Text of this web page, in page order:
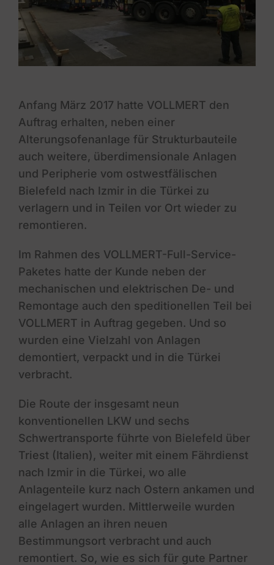
Anfang März 2017 hatte VOLLMERT den
Auftrag erhalten, neben einer
Alterungsofenanlage für Strukturbauteile
auch weitere, überdimensionale Anlagen
und Peripherie vom ostwestfälischen
Bielefeld nach Izmir in die Türkei zu
verlagern und in Teilen vor Ort wieder zu
remontieren.
Im Rahmen des VOLLMERT-Full-Service-
Paketes hatte der Kunde neben der
mechanischen und elektrischen De- und
Remontage auch den speditionellen Teil bei
VOLLMERT in Auftrag gegeben. Und so
wurden eine Vielzahl von Anlagen
demontiert, verpackt und in die Türkei
verbracht.
Die Route der insgesamt neun
konventionellen LKW und sechs
Schwertransporte führte von Bielefeld über
Triest (Italien), weiter mit einem Fährdienst
nach Izmir in die Türkei, wo alle
Anlagenteile kurz nach Ostern ankamen und
eingelagert wurden. Mittlerweile wurden
alle Anlagen an ihren neuen
Bestimmungsort verbracht und auch
remontiert. So, wie es sich für gute Partner